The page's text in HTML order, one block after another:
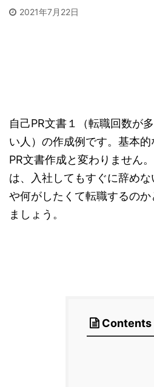
2021年7月22日
自己PR文書１（転職回数が
い人）の作成例です。基本
PR文書作成と変わりません
は、入社してもすぐに辞め
や何がしたくて転職するの
ましょう。
Contents